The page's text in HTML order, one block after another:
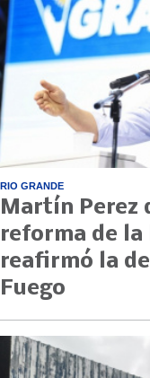
RIO GRANDE
Martín Perez
reforma de
reafirmó la
Fuego